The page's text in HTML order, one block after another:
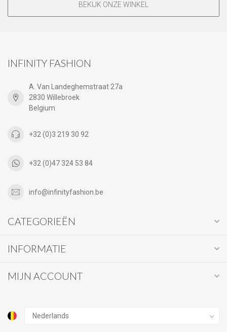
BEKIJK ONZE WINKEL
INFINITY FASHION
A. Van Landeghemstraat 27a
2830 Willebroek
Belgium
+32 (0)3 219 30 92
+32 (0)47 324 53 84
info@infinityfashion.be
CATEGORIEËN
INFORMATIE
MIJN ACCOUNT